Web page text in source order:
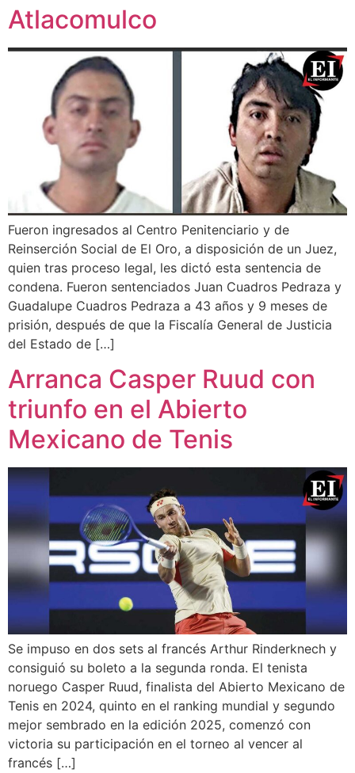
Atlacomulco
Fueron ingresados al Centro Penitenciario y de
Reinserción Social de El Oro, a disposición de un Juez,
quien tras proceso legal, les dictó esta sentencia de
condena. Fueron sentenciados Juan Cuadros Pedraza y
Guadalupe Cuadros Pedraza a 43 años y 9 meses de
prisión, después de que la Fiscalía General de Justicia
del Estado de […]
Arranca Casper Ruud con
triunfo en el Abierto
Mexicano de Tenis
Se impuso en dos sets al francés Arthur Rinderknech y
consiguió su boleto a la segunda ronda. El tenista
noruego Casper Ruud, finalista del Abierto Mexicano de
Tenis en 2024, quinto en el ranking mundial y segundo
mejor sembrado en la edición 2025, comenzó con
victoria su participación en el torneo al vencer al
francés […]